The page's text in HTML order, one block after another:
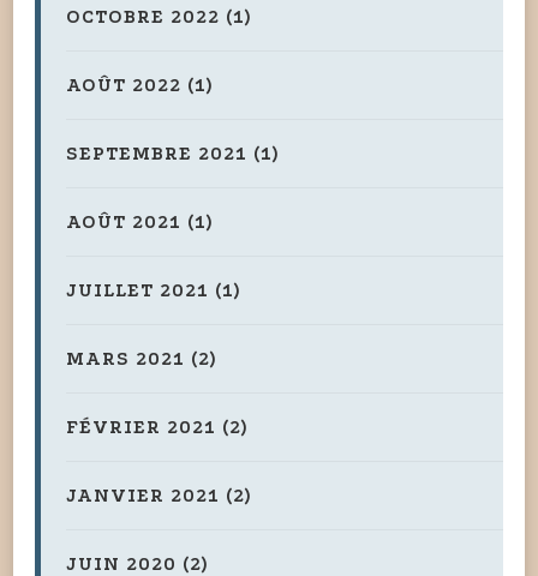
OCTOBRE 2022 (1)
AOÛT 2022 (1)
SEPTEMBRE 2021 (1)
AOÛT 2021 (1)
JUILLET 2021 (1)
MARS 2021 (2)
FÉVRIER 2021 (2)
JANVIER 2021 (2)
JUIN 2020 (2)